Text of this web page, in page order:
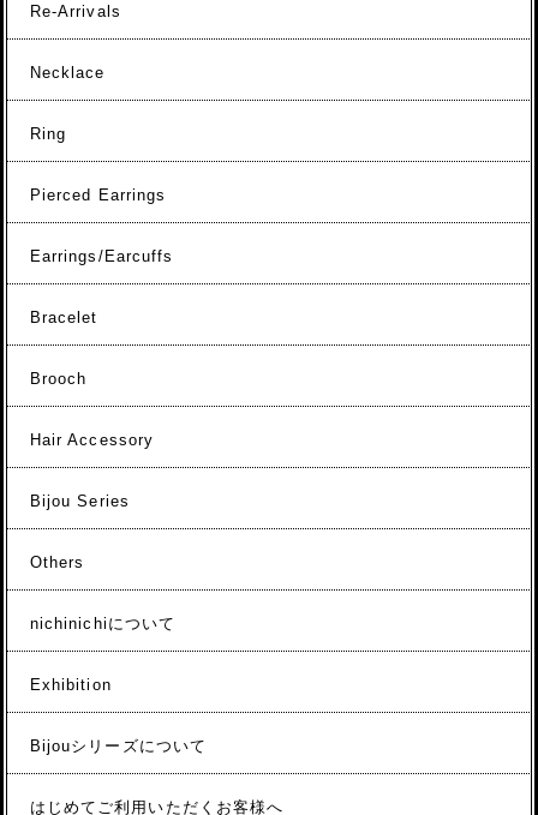
Re-Arrivals
Necklace
Ring
Pierced Earrings
Earrings/Earcuffs
Bracelet
Brooch
Hair Accessory
Bijou Series
Others
nichinichiについて
Exhibition
Bijouシリーズについて
はじめてご利用いただくお客様へ